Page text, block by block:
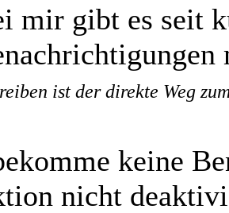
mir gibt es seit
ist der direkte Weg
keine
nicht